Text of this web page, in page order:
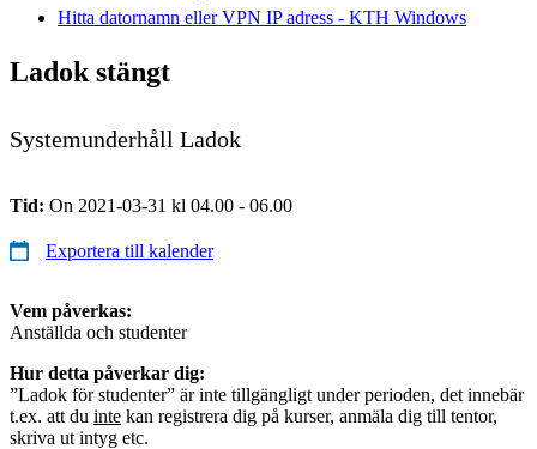
Hitta datornamn eller VPN IP adress - KTH Windows
Ladok stängt
Systemunderhåll Ladok
Tid: On 2021-03-31 kl 04.00 - 06.00
Exportera till kalender
Vem påverkas:
Anställda och studenter
Hur detta påverkar dig:
”Ladok för studenter” är inte tillgängligt under perioden, det innebär
t.ex. att du inte kan registrera dig på kurser, anmäla dig till tentor,
skriva ut intyg etc.